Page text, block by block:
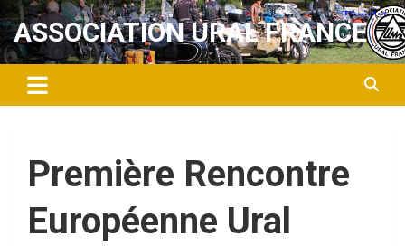
Aller
au
contenu
ASSOCIATION URAL FRANCE
Première Rencontre
Européenne Ural